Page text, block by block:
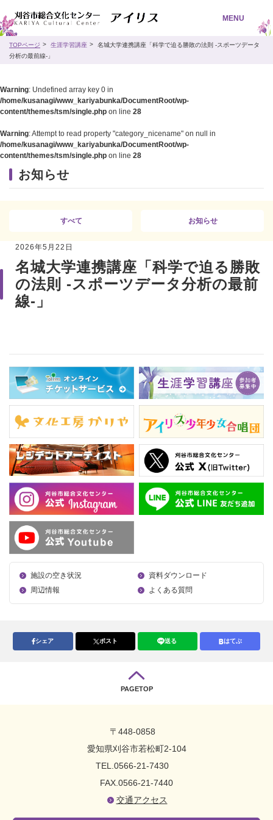
MENU
TOPページ 生涯学習講座
名城大学連携講座「科学で迫る勝敗の法則 -スポーツデータ
分析の最前線-」
Warning: Undefined array key 0 in
/home/kusanagi/www_kariyabunka/DocumentRoot/wp-
content/themes/tsm/single.php on line 28
Warning: Attempt to read property "category_nicename" on null in
/home/kusanagi/www_kariyabunka/DocumentRoot/wp-
content/themes/tsm/single.php on line 28
お知らせ
すべて お知らせ
2026年5月22日
名城大学連携講座「科学で迫る勝敗
の法則 -スポーツデータ分析の最前
線-」
施設の空き状況
資料ダウンロード
周辺情報
よくある質問
シェア ポスト 送る はてぶ
PAGETOP
〒448-0858
愛知県刈谷市若松町2-104
TEL.0566-21-7430
FAX.0566-21-7440
交通アクセス